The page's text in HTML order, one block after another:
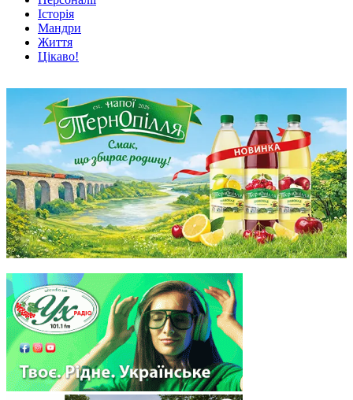
Історія
Мандри
Життя
Цікаво!